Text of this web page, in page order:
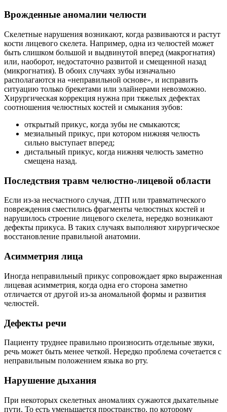
Врожденные аномалии челюсти
Скелетные нарушения возникают, когда развиваются и растут
кости лицевого скелета. Например, одна из челюстей может
быть слишком большой и выдвинутой вперед (макрогнатия)
или, наоборот, недостаточно развитой и смещенной назад
(микрогнатия). В обоих случаях зубы изначально
располагаются на «неправильной основе», и исправить
ситуацию только брекетами или элайнерами невозможно.
Хирургическая коррекция нужна при тяжелых дефектах
соотношения челюстных костей и смыкания зубов:
открытый прикус, когда зубы не смыкаются;
мезиальный прикус, при котором нижняя челюсть
сильно выступает вперед;
дистальный прикус, когда нижняя челюсть заметно
смещена назад.
Последствия травм челюстно-лицевой области
Если из-за несчастного случая, ДТП или травматического
повреждения сместились фрагменты челюстных костей и
нарушилось строение лицевого скелета, нередко возникают
дефекты прикуса. В таких случаях выполняют хирургическое
восстановление правильной анатомии.
Асимметрия лица
Иногда неправильный прикус сопровождает ярко выраженная
лицевая асимметрия, когда одна его сторона заметно
отличается от другой из-за аномальной формы и развития
челюстей.
Дефекты речи
Пациенту труднее правильно произносить отдельные звуки,
речь может быть менее четкой. Нередко проблема сочетается с
неправильным положением языка во рту.
Нарушение дыхания
При некоторых скелетных аномалиях сужаются дыхательные
пути. То есть уменьшается пространство, по которому